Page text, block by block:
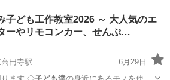
子ども工作教室2026 ～ 大人気のエ
ーやリモコンカー、せんぷ…
円寺駅
6月29日
ります ◇子ども達の身近にあるモノを使っ